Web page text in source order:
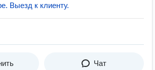
Выезд к клиенту.
Чат